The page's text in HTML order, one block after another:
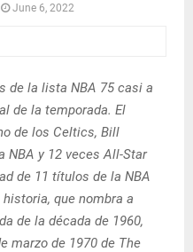
June 6, 2022
de la lista NBA 75 casi a
de la temporada. El
de los Celtics, Bill
NBA y 12 veces All-Star
de 11 títulos de la NBA
que nombra a
de la década de 1960,
marzo de 1970 de The